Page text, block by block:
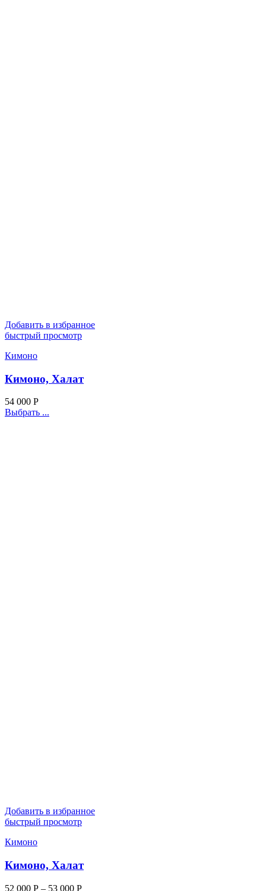
Добавить в избранное
быстрый просмотр
Кимоно
Кимоно, Халат
54 000 Р
Выбрать ...
Добавить в избранное
быстрый просмотр
Кимоно
Кимоно, Халат
52 000 Р – 53 000 Р